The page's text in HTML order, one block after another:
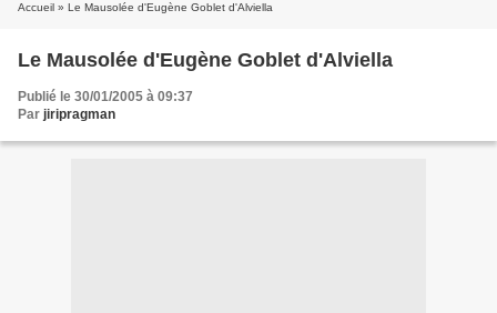
Accueil » Le Mausolée d'Eugène Goblet d'Alviella
Le Mausolée d'Eugène Goblet d'Alviella
Publié le 30/01/2005 à 09:37
Par jiripragman